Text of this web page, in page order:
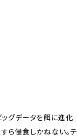
ッグデータを餌に進化
ら侵食しかねない。テ